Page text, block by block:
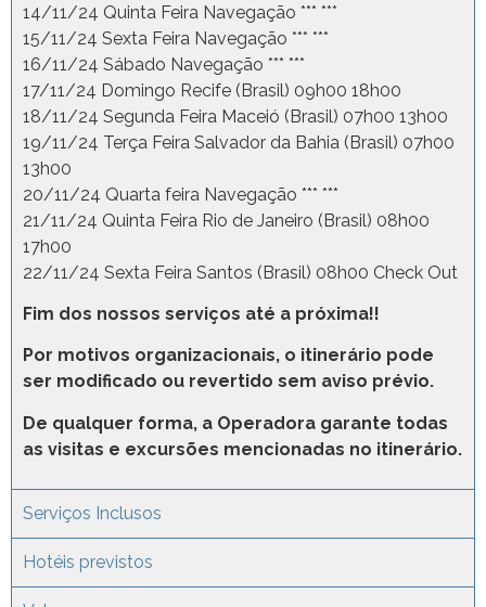
14/11/24 Quinta Feira Navegação *** ***
15/11/24 Sexta Feira Navegação *** ***
16/11/24 Sábado Navegação *** ***
17/11/24 Domingo Recife (Brasil) 09h00 18h00
18/11/24 Segunda Feira Maceió (Brasil) 07h00 13h00
19/11/24 Terça Feira Salvador da Bahia (Brasil) 07h00
13h00
20/11/24 Quarta feira Navegação *** ***
21/11/24 Quinta Feira Rio de Janeiro (Brasil) 08h00
17h00
22/11/24 Sexta Feira Santos (Brasil) 08h00 Check Out
Fim dos nossos serviços até a próxima!!
Por motivos organizacionais, o itinerário pode
ser modificado ou revertido sem aviso prévio.
De qualquer forma, a Operadora garante todas
as visitas e excursões mencionadas no itinerário.
Serviços Inclusos
Hotéis previstos